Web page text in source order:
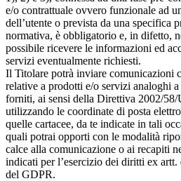
e/o contrattuale ovvero funzionale ad
dell’utente o prevista da una specifica
normativa, è obbligatorio e, in difetto,
possibile ricevere le informazioni ed
servizi eventualmente richiesti.
Il Titolare potrà inviare comunicazioni
relative a prodotti e/o servizi analoghi
forniti, ai sensi della Direttiva 2002/58/
utilizzando le coordinate di posta
quelle cartacee, da te indicate in tali
quali potrai opporti con le modalità
calce alla comunicazione o ai recapiti
indicati per l’esercizio dei diritti ex artt.
del GDPR.